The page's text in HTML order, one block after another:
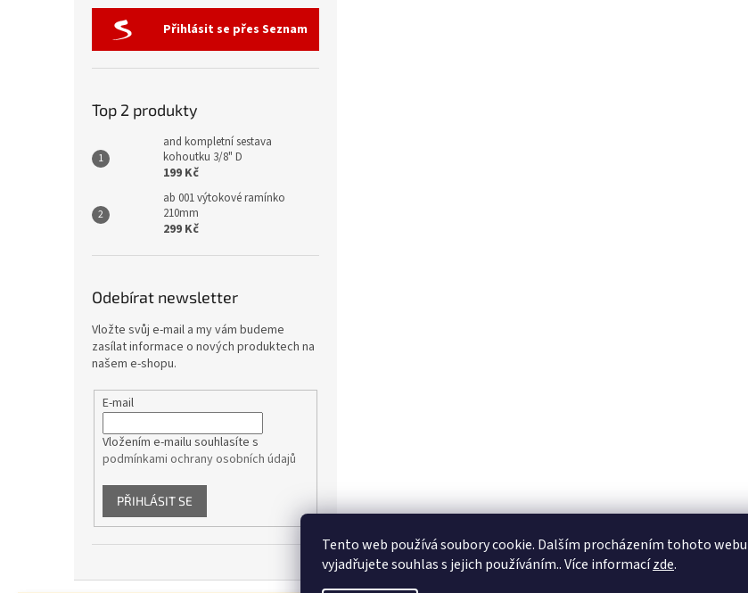
Tento web používá soubory cookie. Dalším procházením tohoto webu
vyjadřujete souhlas s jejich používáním.. Více informacízde.
Přihlásit se přes Seznam
Top 2 produkty
and kompletní sestava
kohoutku 3/8" D
199 Kč
ab 001 výtokové ramínko
210mm
299 Kč
Odebírat newsletter
Vložte svůj e-mail a my vám budeme
zasílat informace o nových produktech na
našem e-shopu.
E-mail
Vložením e-mailu souhlasíte s
podmínkami ochrany osobních údajů
PŘIHLÁSIT SE